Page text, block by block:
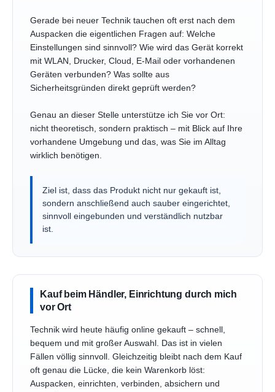
Gerade bei neuer Technik tauchen oft erst nach dem
Auspacken die eigentlichen Fragen auf: Welche
Einstellungen sind sinnvoll? Wie wird das Gerät korrekt
mit WLAN, Drucker, Cloud, E-Mail oder vorhandenen
Geräten verbunden? Was sollte aus
Sicherheitsgründen direkt geprüft werden?
Genau an dieser Stelle unterstütze ich Sie vor Ort:
nicht theoretisch, sondern praktisch – mit Blick auf Ihre
vorhandene Umgebung und das, was Sie im Alltag
wirklich benötigen.
Ziel ist, dass das Produkt nicht nur gekauft ist,
sondern anschließend auch sauber eingerichtet,
sinnvoll eingebunden und verständlich nutzbar
ist.
Kauf beim Händler, Einrichtung durch mich
vor Ort
Technik wird heute häufig online gekauft – schnell,
bequem und mit großer Auswahl. Das ist in vielen
Fällen völlig sinnvoll. Gleichzeitig bleibt nach dem Kauf
oft genau die Lücke, die kein Warenkorb löst:
Auspacken, einrichten, verbinden, absichern und